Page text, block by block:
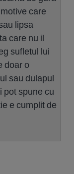
care
lipsa
care nu il
sufletul lui
doar o
sau dulapul
pot spune cu
e cumplit de